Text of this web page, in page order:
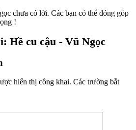
chưa có lời. Các bạn có thể đóng góp
!
Hề cu cậu - Vũ Ngọc
hiển thị công khai. Các trường bắt